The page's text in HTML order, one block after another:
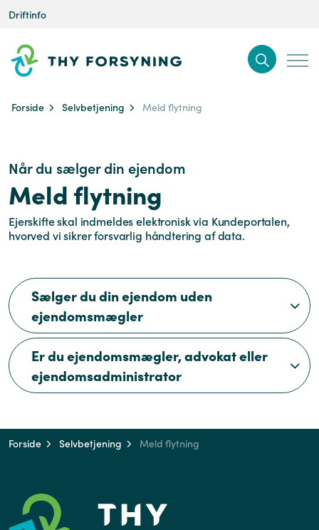
Driftinfo
Forside Selvbetjening Meld flytning
Når du sælger din ejendom
Meld flytning
Ejerskifte skal indmeldes elektronisk via Kundeportalen,
hvorved vi sikrer forsvarlig håndtering af data.
Sælger du din ejendom uden
ejendomsmægler
Er du ejendomsmægler, advokat eller
ejendomsadministrator
Forside Selvbetjening Meld flytning